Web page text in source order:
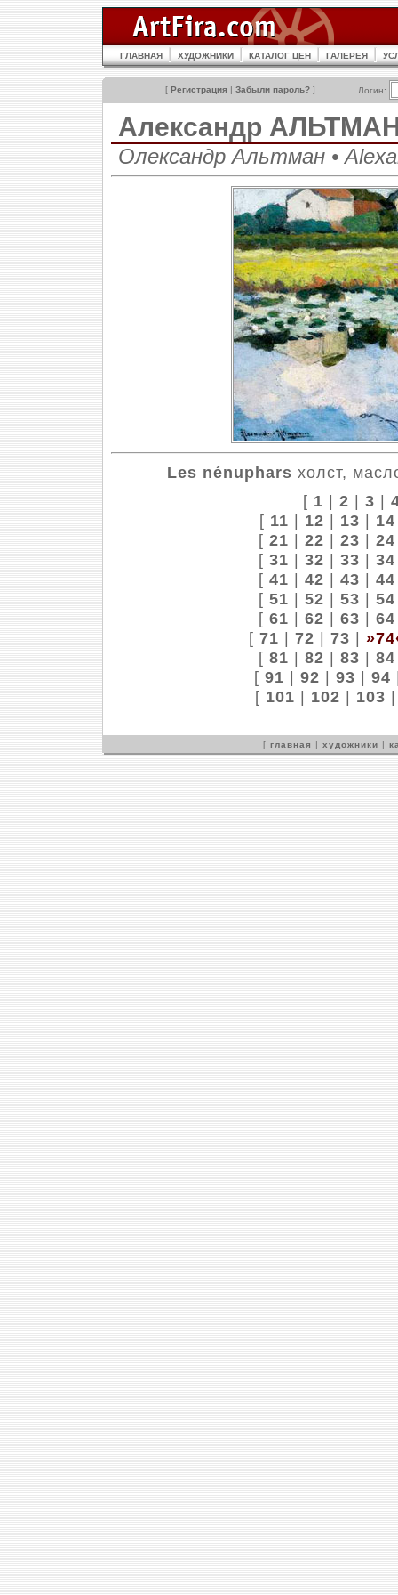
ГЛАВНАЯ ХУДОЖНИКИ КАТАЛОГ ЦЕН ГАЛЕРЕЯ
[ Регистрация | Забыли пароль? ] Логин:
Александр
Олександр Альтман •
Les nénuphars холст,
[ 1 | 2 | 3 |
[ 11 | 12 | 13 | 14
[ 21 | 22 | 23 | 24
[ 31 | 32 | 33 | 34
[ 41 | 42 | 43 | 44
[ 51 | 52 | 53 | 54
[ 61 | 62 | 63 | 64
[ 71 | 72 | 73 |
[ 81 | 82 | 83 | 84
[ 91 | 92 | 93 | 94
[ 101 | 102 | 103
[ главная | художники |